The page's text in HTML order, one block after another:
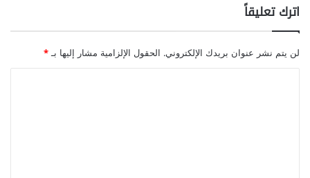
اترك تعليقاً
لن يتم نشر عنوان بريدك الإلكتروني. الحقول الإلزامية مشار إليها بـ*